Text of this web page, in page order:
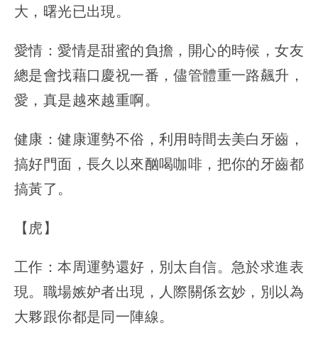
大，曙光已出現。
愛情：愛情是甜蜜的負擔，開心的時候，女友
總是會找藉口慶祝一番，儘管體重一路飆升，
愛，真是越來越重啊。
健康：健康運勢不俗，利用時間去美白牙齒，
搞好門面，長久以來酗喝咖啡，把你的牙齒都
搞黃了。
【虎】
工作：本周運勢還好，別太自信。急於求進表
現。職場嫉妒者出現，人際關係玄妙，別以為
大夥跟你都是同一陣線。